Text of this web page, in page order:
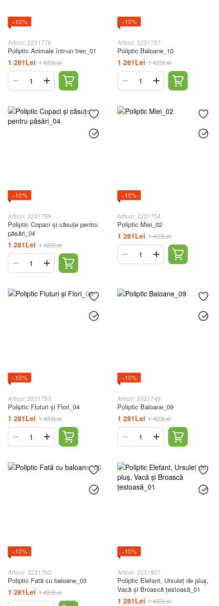
−10%
Articol: 2231776
Poliptic Animale într-un tren_01
1 281Lei 1 423Lei
−10%
Articol: 2231757
Poliptic Baloane_10
1 281Lei 1 423Lei
−10%
Articol: 2231769
Poliptic Copaci și căsuțe pentru
păsări_04
1 281Lei 1 423Lei
−10%
Articol: 2231754
Poliptic Miei_02
1 281Lei 1 423Lei
−10%
Articol: 2231753
Poliptic Fluturi și Flori_04
1 281Lei 1 423Lei
−10%
Articol: 2231749
Poliptic Baloane_09
1 281Lei 1 423Lei
−10%
Articol: 2231763
Poliptic Fată cu baloane_03
1 281Lei 1 423Lei
−10%
Articol: 2231807
Poliptic Elefant, Ursuleț de pluș,
Vacă și Broască țestoasă_01
1 281Lei 1 423Lei